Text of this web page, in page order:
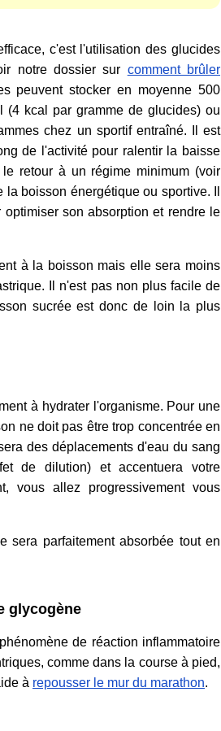
c'est l'utilisation des glucides
notre dossier sur comment brûler
peuvent stocker en moyenne 500
(4 kcal par gramme de glucides) ou
chez un sportif entraîné. Il est
de l'activité pour ralentir la baisse
retour à un régime minimum (voir
la boisson énergétique ou sportive. Il
son absorption et rendre le
à la boisson mais elle sera moins
Il n'est pas non plus facile de
sucrée est donc de loin la plus
à hydrater l'organisme. Pour une
ne doit pas être trop concentrée en
des déplacements d'eau du sang
de dilution) et accentuera votre
vous allez progressivement vous
sera parfaitement absorbée tout en
glycogène
de réaction inflammatoire
comme dans la course à pied,
à repousser le mur du marathon.